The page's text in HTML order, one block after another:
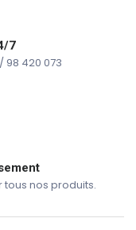
7
98 420 073
nos produits.